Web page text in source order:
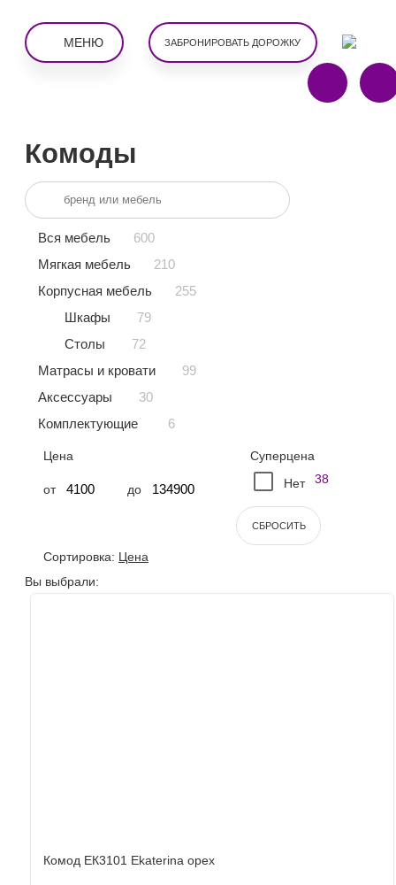
МЕНЮ ЗАБРОНИРОВАТЬ ДОРОЖКУ
Комоды
Вся мебель
600
Мягкая мебель
210
Корпусная мебель
255
Шкафы
79
Столы
72
Матрасы и кровати
99
Аксессуары
30
Комплектующие
6
Цена
от до
Суперцена
Нет
38
СБРОСИТЬ
Сортировка: Цена
Вы выбрали:
Комод ЕК3101 Ekaterina орех